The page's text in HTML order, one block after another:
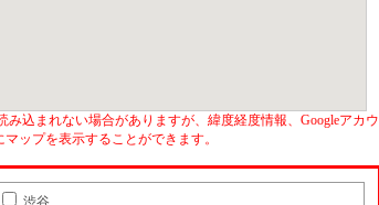
込まれない場合がありますが、緯度経度情報、Googleアカウ
ップを表示することができます。
渋谷